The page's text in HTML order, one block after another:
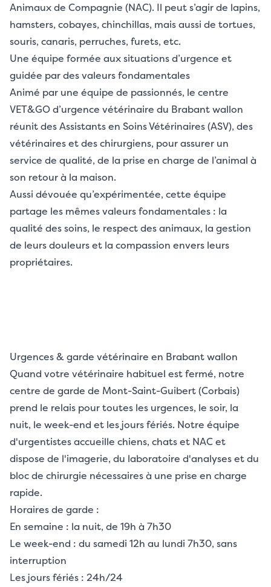
Animaux de Compagnie (NAC). Il peut s’agir de lapins,
hamsters, cobayes, chinchillas, mais aussi de tortues,
souris, canaris, perruches, furets, etc.
Une équipe formée aux situations d’urgence et
guidée par des valeurs fondamentales
Animé par une équipe de passionnés, le centre
VET&GO d’urgence vétérinaire du Brabant wallon
réunit des Assistants en Soins Vétérinaires (ASV), des
vétérinaires et des chirurgiens, pour assurer un
service de qualité, de la prise en charge de l’animal à
son retour à la maison.
Aussi dévouée qu’expérimentée, cette équipe
partage les mêmes valeurs fondamentales : la
qualité des soins, le respect des animaux, la gestion
de leurs douleurs et la compassion envers leurs
propriétaires.
Urgences & garde vétérinaire en Brabant wallon
Quand votre vétérinaire habituel est fermé, notre
centre de garde de Mont-Saint-Guibert (Corbais)
prend le relais pour toutes les urgences, le soir, la
nuit, le week-end et les jours fériés. Notre équipe
d'urgentistes accueille chiens, chats et NAC et
dispose de l'imagerie, du laboratoire d'analyses et du
bloc de chirurgie nécessaires à une prise en charge
rapide.
Horaires de garde :
En semaine : la nuit, de 19h à 7h30
Le week-end : du samedi 12h au lundi 7h30, sans
interruption
Les jours fériés : 24h/24